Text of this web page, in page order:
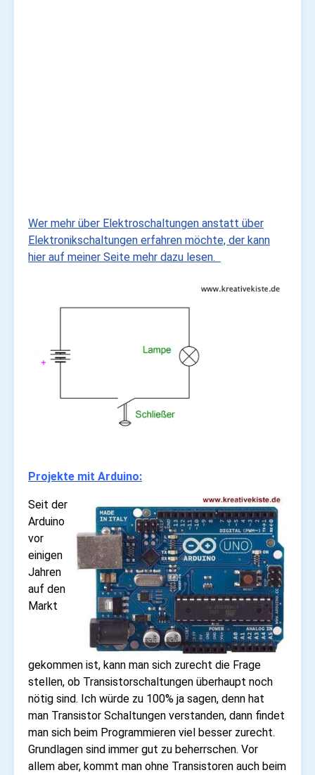
Wer mehr über Elektroschaltungen anstatt über
Elektronikschaltungen erfahren möchte, der kann
hier auf meiner Seite mehr dazu lesen.
Projekte mit Arduino:
Seit der
Arduino
vor
einigen
Jahren
auf den
Markt
gekommen ist, kann man sich zurecht die Frage
stellen, ob Transistorschaltungen überhaupt noch
nötig sind. Ich würde zu 100% ja sagen, denn hat
man Transistor Schaltungen verstanden, dann findet
man sich beim Programmieren viel besser zurecht.
Grundlagen sind immer gut zu beherrschen. Vor
allem aber, kommt man ohne Transistoren auch beim